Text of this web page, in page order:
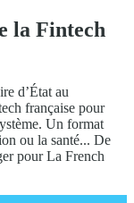
la Fintech
d’État au
française pour
Un format
ou la santé... De
pour La French